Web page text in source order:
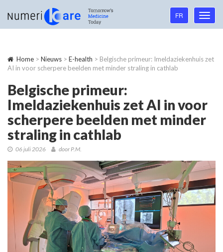
Language
navigation
FR
Home > Nieuws > E-health > Belgische primeur: Imeldaziekenhuis zet
AI in voor scherpere beelden met minder straling in cathlab
Belgische primeur:
Imeldaziekenhuis zet AI in voor
scherpere beelden met minder
straling in cathlab
06 juli 2026 door P.M.